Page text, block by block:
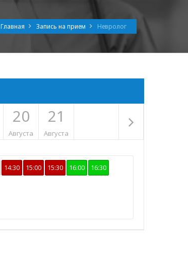
Главная Запись на прием Невролог
20
Августа
21
Августа
14:30 15:00 15:30 16:00 16:30